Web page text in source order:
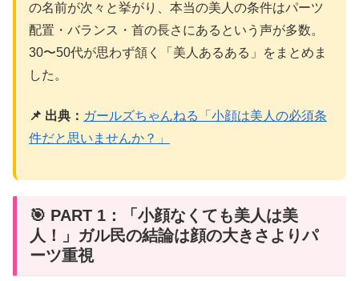
の名前が次々と挙がり、本当の美人の条件はパーツ
配置・バランス・首の長さにあるという声が多数。
30〜50代が思わず頷く「美人あるある」をまとめま
した。
📌 出典： ガールズちゃんねる「小顔は美人の必須条
件だと思いませんか？」
🎯 PART 1：「小顔なくても美人は美
人！」ガル民の結論は顔の大きさよりパ
ーツ重視